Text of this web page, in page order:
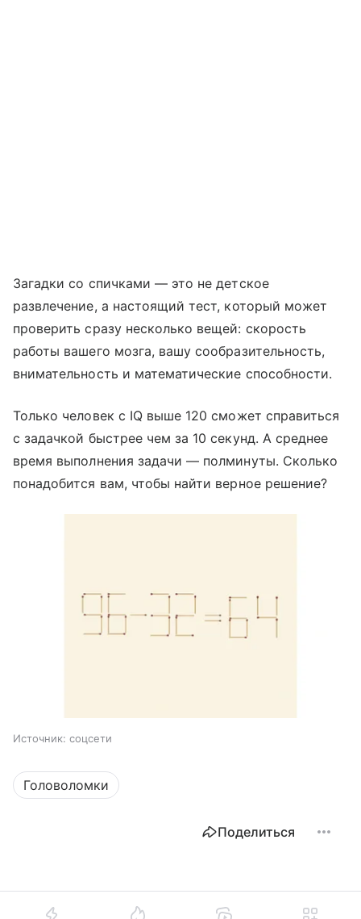
Загадки со спичками — это не детское
развлечение, а настоящий тест, который может
проверить сразу несколько вещей: скорость
работы вашего мозга, вашу сообразительность,
внимательность и математические способности.
Только человек с IQ выше 120 сможет справиться
с задачкой быстрее чем за 10 секунд. А среднее
время выполнения задачи — полминуты. Сколько
понадобится вам, чтобы найти верное решение?
Источник: соцсети
Головоломки
Поделиться